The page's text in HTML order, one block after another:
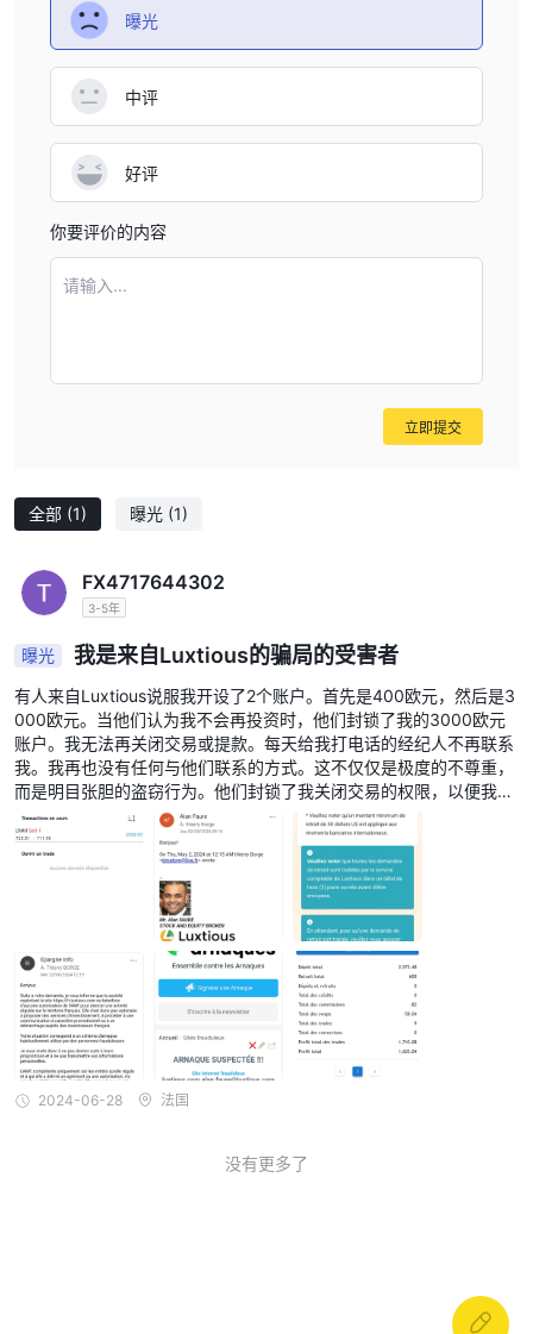
全部 (1) 曝光 (1)
FX4717644302
3-5年
曝光 我是来自Luxtious的骗局的受害者
有人来自Luxtious说服我开设了2个账户。首先是400欧元，然后是3
000欧元。当他们认为我不会再投资时，他们封锁了我的3000欧元
账户。我无法再关闭交易或提款。每天给我打电话的经纪人不再联系
我。我再也没有任何与他们联系的方式。这不仅仅是极度的不尊重，
而是明目张胆的盗窃行为。他们封锁了我关闭交易的权限，以便我无
法提取资金。我再也无法与Luxtious联系。我希望有人能告诉我如何
强迫他们回应我，解决我的账户问题，否则我将采取法律行动。
2024-06-28 法国
没有更多了
曝光
中评
好评
你要评价的内容
请输入...
立即提交